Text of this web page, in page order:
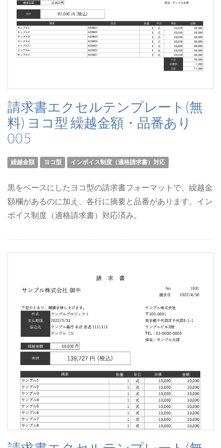
請求書エクセルテンプレート(無
料) ヨコ型 繰越金額・品番あり
005
繰越金額 ヨコ型 インボイス制度（適格請求書）対応
黒をベースにしたヨコ型の請求書フォーマットで、繰越金
額欄があるのに加え、各行に摘要と品番があります。イン
ボイス制度（適格請求書）対応済み。